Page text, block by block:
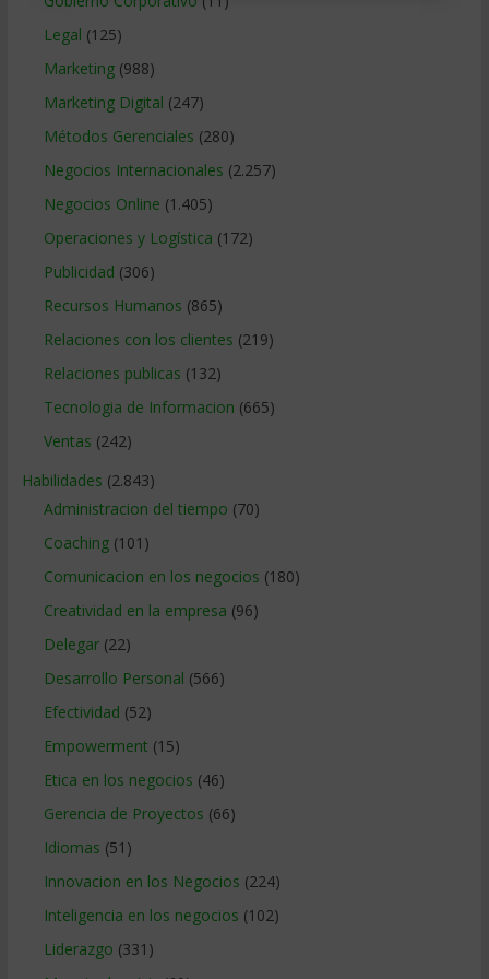
Legal (125)
Marketing(988)
Marketing Digital (247)
Métodos Gerenciales (280)
Negocios Internacionales (2.257)
Negocios Online (1.405)
Operaciones y Logística (172)
Publicidad (306)
Recursos Humanos (865)
Relaciones con los clientes (219)
Relaciones publicas (132)
Tecnologia de Informacion (665)
Ventas (242)
Habilidades (2.843)
Administracion del tiempo (70)
Coaching(101)
Comunicacion en los negocios (180)
Creatividad en la empresa (96)
Delegar(22)
Desarrollo Personal (566)
Efectividad (52)
Empowerment (15)
Etica en los negocios (46)
Gerencia de Proyectos (66)
Idiomas (51)
Innovacion en los Negocios (224)
Inteligencia en los negocios (102)
Liderazgo (331)